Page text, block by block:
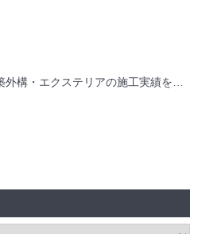
一宮市の外構施工事例集｜新築外構・エクステリアの施工実績をご紹介